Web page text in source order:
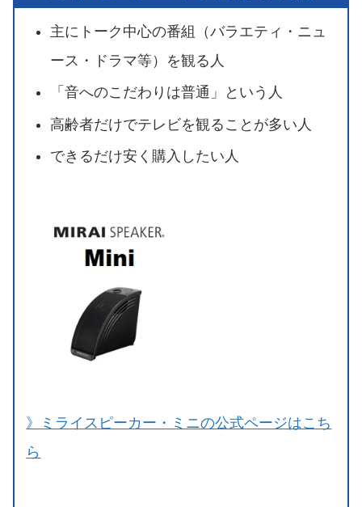
主にトーク中心の番組（バラエティ・ニュ
ース・ドラマ等）を観る人
「音へのこだわりは普通」という人
高齢者だけでテレビを観ることが多い人
できるだけ安く購入したい人
》ミライスピーカー・ミニの公式ページはこち
ら